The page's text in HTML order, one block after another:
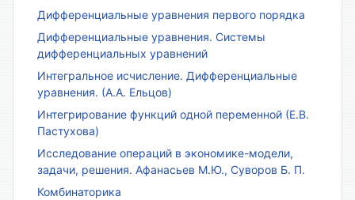
Дифференциальные уравнения первого порядка
Дифференциальные уравнения. Системы
дифференциальных уравнений
Интегральное исчисление. Дифференциальные
уравнения. (А.А. Ельцов)
Интегрирование функций одной переменной (Е.В.
Пастухова)
Исследование операций в экономике-модели,
задачи, решения. Афанасьев М.Ю., Суворов Б. П.
Комбинаторика